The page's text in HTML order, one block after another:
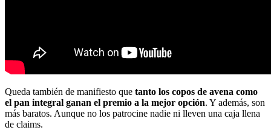
Queda también de manifiesto que tanto los copos de avena como
el pan integral ganan el premio a la mejor opción. Y además, son
más baratos. Aunque no los patrocine nadie ni lleven una caja llena
de claims.